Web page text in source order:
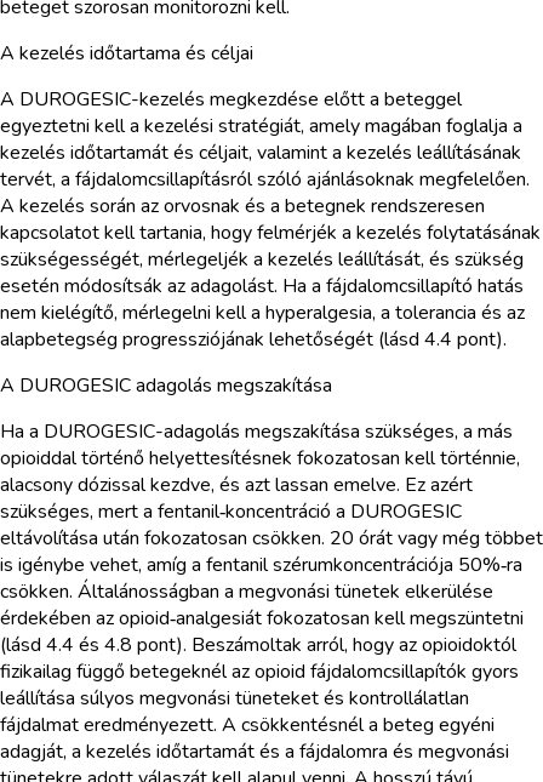
beteget szorosan monitorozni kell.
A kezelés időtartama és céljai
A DUROGESIC-kezelés megkezdése előtt a beteggel
egyeztetni kell a kezelési stratégiát, amely magában foglalja a
kezelés időtartamát és céljait, valamint a kezelés leállításának
tervét, a fájdalomcsillapításról szóló ajánlásoknak megfelelően.
A kezelés során az orvosnak és a betegnek rendszeresen
kapcsolatot kell tartania, hogy felmérjék a kezelés folytatásának
szükségességét, mérlegeljék a kezelés leállítását, és szükség
esetén módosítsák az adagolást. Ha a fájdalomcsillapító hatás
nem kielégítő, mérlegelni kell a hyperalgesia, a tolerancia és az
alapbetegség progressziójának lehetőségét (lásd 4.4 pont).
A DUROGESIC adagolás megszakítása
Ha a DUROGESIC-adagolás megszakítása szükséges, a más
opioiddal történő helyettesítésnek fokozatosan kell történnie,
alacsony dózissal kezdve, és azt lassan emelve. Ez azért
szükséges, mert a fentanil‑koncentráció a DUROGESIC
eltávolítása után fokozatosan csökken. 20 órát vagy még többet
is igénybe vehet, amíg a fentanil szérumkoncentrációja 50%‑ra
csökken. Általánosságban a megvonási tünetek elkerülése
érdekében az opioid‑analgesiát fokozatosan kell megszüntetni
(lásd 4.4 és 4.8 pont). Beszámoltak arról, hogy az opioidoktól
fizikailag függő betegeknél az opioid fájdalomcsillapítók gyors
leállítása súlyos megvonási tüneteket és kontrollálatlan
fájdalmat eredményezett. A csökkentésnél a beteg egyéni
adagját, a kezelés időtartamát és a fájdalomra és megvonási